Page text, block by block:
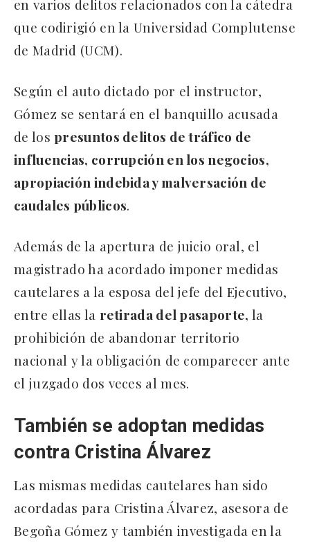
en varios delitos relacionados con la cátedra
que codirigió en la Universidad Complutense
de Madrid (UCM).
Según el auto dictado por el instructor,
Gómez se sentará en el banquillo acusada
de los presuntos delitos de tráfico de
influencias, corrupción en los negocios,
apropiación indebida y malversación de
caudales públicos.
Además de la apertura de juicio oral, el
magistrado ha acordado imponer medidas
cautelares a la esposa del jefe del Ejecutivo,
entre ellas la retirada del pasaporte, la
prohibición de abandonar territorio
nacional y la obligación de comparecer ante
el juzgado dos veces al mes.
También se adoptan medidas
contra Cristina Álvarez
Las mismas medidas cautelares han sido
acordadas para Cristina Álvarez, asesora de
Begoña Gómez y también investigada en la